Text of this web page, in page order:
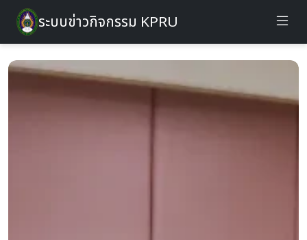
ระบบข่าวกิจกรรม KPRU